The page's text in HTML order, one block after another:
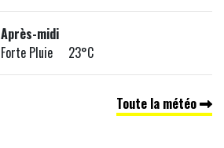
Après-midi
Forte Pluie 23°C
Toute la météo